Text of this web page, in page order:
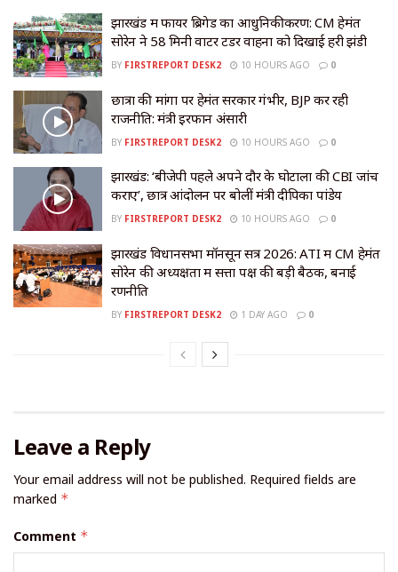
झारखंड में फायर ब्रिगेड का आधुनिकीकरण: CM हेमंत
सोरेन ने 58 मिनी वाटर टेंडर वाहनों को दिखाई हरी झंडी
BY FIRSTREPORT DESK2 10 HOURS AGO 0
छात्रों की मांगों पर हेमंत सरकार गंभीर, BJP कर रही
राजनीति: मंत्री इरफान अंसारी
BY FIRSTREPORT DESK2 10 HOURS AGO 0
झारखंड: ‘बीजेपी पहले अपने दौर के घोटालों की CBI जांच
कराए’, छात्र आंदोलन पर बोलीं मंत्री दीपिका पांडेय
BY FIRSTREPORT DESK2 10 HOURS AGO 0
झारखंड विधानसभा मॉनसून सत्र 2026: ATI में CM हेमंत
सोरेन की अध्यक्षता में सत्ता पक्ष की बड़ी बैठक, बनाई
रणनीति
BY FIRSTREPORT DESK2 1 DAY AGO 0
Leave a Reply
Your email address will not be published. Required fields are
marked *
Comment *